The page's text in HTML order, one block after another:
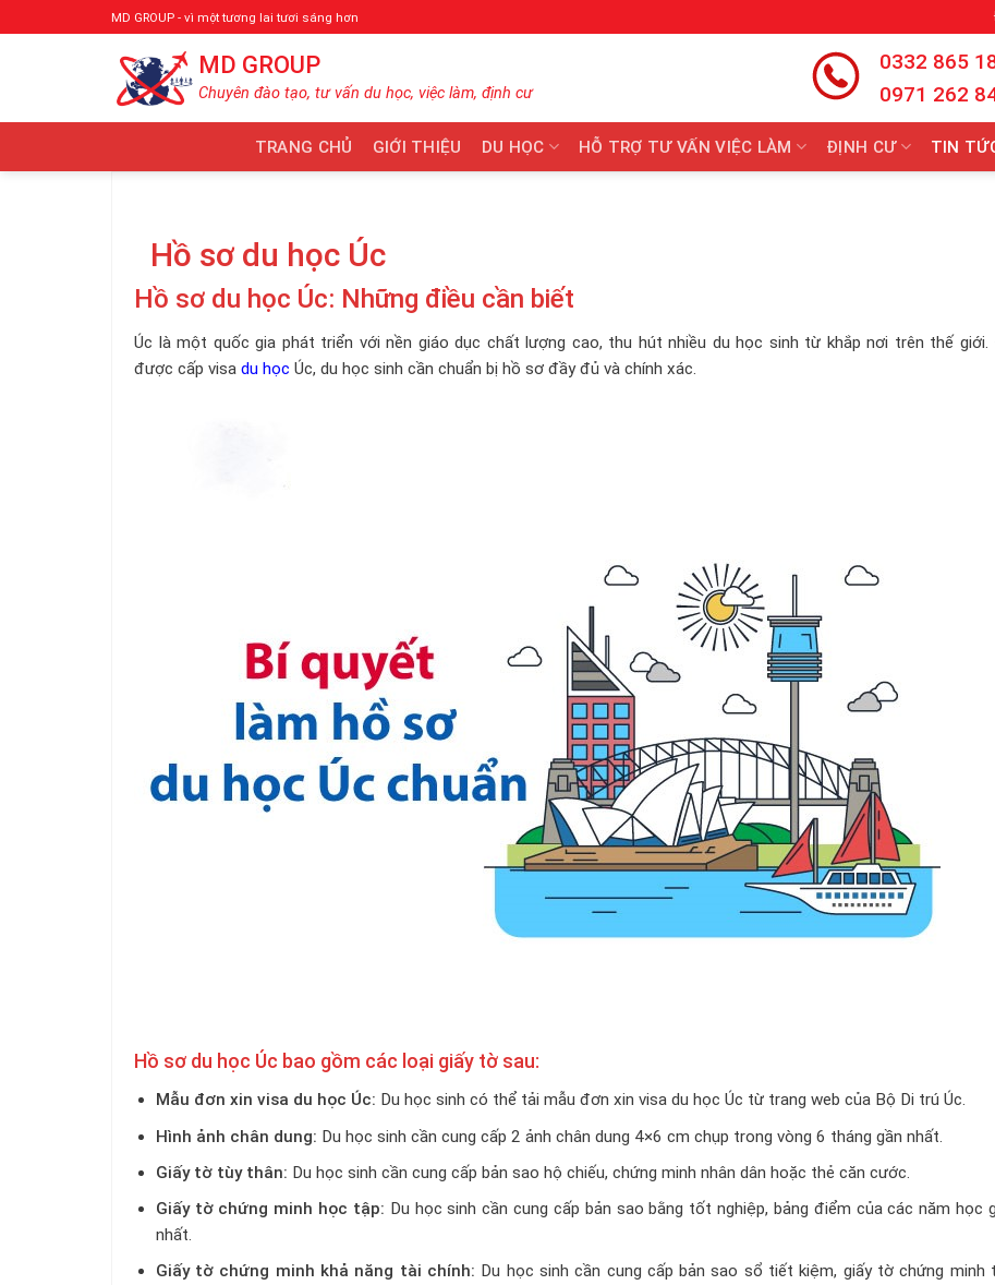
qua
MD GROUP - vì một tương lai tươi sáng hơn
MD GROUP
Chuyên đào tạo, tư vấn du học, việc làm, định cư
0332 865
0971 262
TRANG CHỦ GIỚI THIỆU DU HỌC HỖ TRỢ TƯ VẤN VIỆC LÀM ĐỊNH CƯ TIN
Hồ sơ du học Úc
Hồ sơ du học Úc: Những điều cần biết
Úc là một quốc gia phát triển với nền giáo dục chất lượng cao, thu hút nhiều du học sinh từ khắp nơi trên thế giới.
được cấp visa du học Úc, du học sinh cần chuẩn bị hồ sơ đầy đủ và chính xác.
Hồ sơ du học Úc bao gồm các loại giấy tờ sau:
Mẫu đơn xin visa du học Úc: Du học sinh có thể tải mẫu đơn xin visa du học Úc từ trang web của Bộ Di trú Úc.
Hình ảnh chân dung: Du học sinh cần cung cấp 2 ảnh chân dung 4×6 cm chụp trong vòng 6 tháng gần nhất.
Giấy tờ tùy thân: Du học sinh cần cung cấp bản sao hộ chiếu, chứng minh nhân dân hoặc thẻ căn cước.
Giấy tờ chứng minh học tập: Du học sinh cần cung cấp bản sao bằng tốt nghiệp, bảng điểm của các năm học
nhất.
Giấy tờ chứng minh khả năng tài chính: Du học sinh cần cung cấp bản sao sổ tiết kiệm, giấy tờ chứng minh